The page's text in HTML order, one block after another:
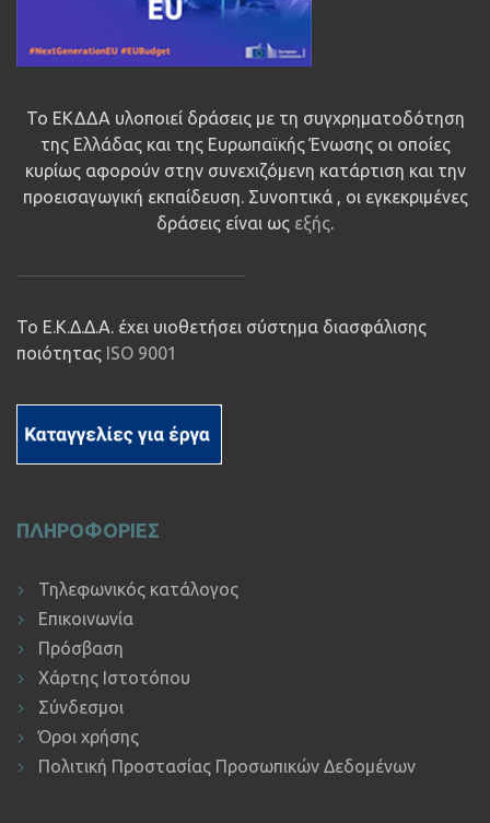
Το ΕΚΔΔΑ υλοποιεί δράσεις με τη συγχρηματοδότηση
της Ελλάδας και της Ευρωπαϊκής Ένωσης οι οποίες
κυρίως αφορούν στην συνεχιζόμενη κατάρτιση και την
προεισαγωγική εκπαίδευση. Συνοπτικά , οι εγκεκριμένες
δράσεις είναι ως εξής
Το Ε.Κ.Δ.Δ.Α. έχει υιοθετήσει σύστημα διασφάλισης
ποιότητας ISO 9001
ΠΛΗΡΟΦΟΡΙΕΣ
Τηλεφωνικός κατάλογος
Επικοινωνία
Πρόσβαση
Χάρτης Ιστοτόπου
Σύνδεσμοι
Όροι χρήσης
Πολιτική Προστασίας Προσωπικών Δεδομένων